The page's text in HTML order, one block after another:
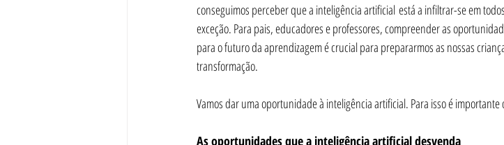
conseguimos perceber que a inteligência artificial está a infiltrar-se em
exceção. Para pais, educadores e professores, compreender as
para o futuro da aprendizagem é crucial para prepararmos as nossas
transformação.
Vamos dar uma oportunidade à inteligência artificial. Para isso é
As oportunidades que a inteligência artificial desvenda